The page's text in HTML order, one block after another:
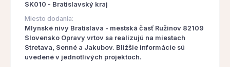
SK010 - Bratislavský kraj
Miesto dodania:
Mlynské nivy Bratislava - mestská časť Ružinov 82109
Slovensko Opravy vrtov sa realizujú na miestach
Stretava, Senné a Jakubov. Bližšie informácie sú
uvedené v jednotlivých projektoch.